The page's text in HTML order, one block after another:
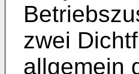
zwei
allgemein